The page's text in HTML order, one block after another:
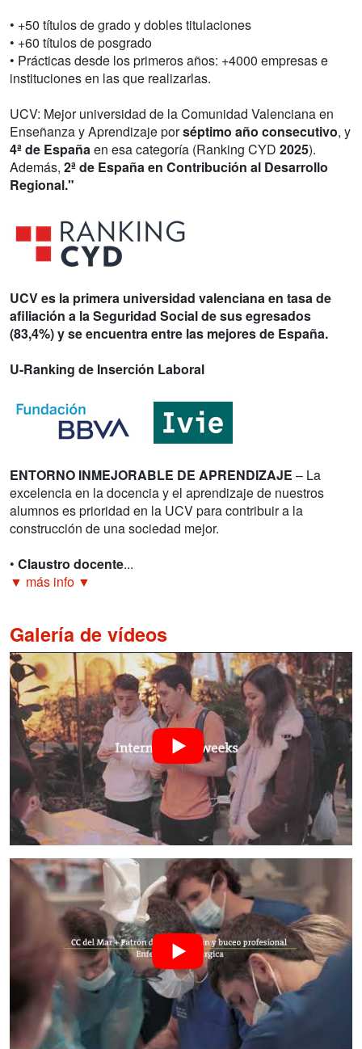
• +50 títulos de grado y dobles titulaciones
• +60 títulos de posgrado
• Prácticas desde los primeros años: +4000 empresas e
instituciones en las que realizarlas.
UCV: Mejor universidad de la Comunidad Valenciana en
Enseñanza y Aprendizaje porséptimo año consecutivo, y
4ª de Españaen esa categoría (Ranking CYD 2025).
Además, 2ª de España en Contribución al Desarrollo
Regional."
UCV es la primera universidad valenciana en tasa de
afiliación a la Seguridad Social de sus egresados
(83,4%) y se encuentra entre las mejores de España.
U-Ranking de Inserción Laboral
ENTORNO INMEJORABLE DE APRENDIZAJE – La
excelencia en la docencia y el aprendizaje de nuestros
alumnos es prioridad en la UCV para contribuir a la
construcción de una sociedad mejor.
• Claustro docente...
▼ más info ▼
Galería de vídeos